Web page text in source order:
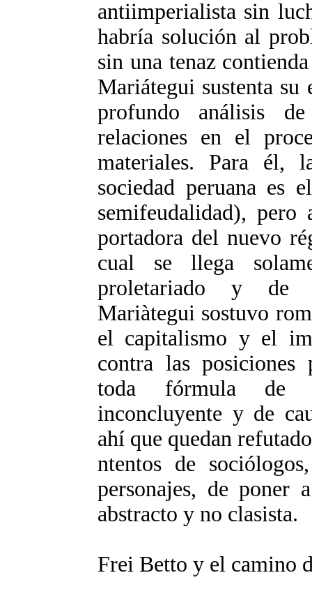
antiimperialista sin
habría solución al
sin una tenaz
Mariátegui sustenta su
profundo análisis
relaciones en el
materiales. Para él,
sociedad peruana es
semifeudalidad), pero
portadora del nuevo
cual se llega
proletariado y de
Mariàtegui sostuvo
el capitalismo y el
contra las posiciones
toda fórmula de
inconcluyente y de
ahí que quedan
ntentos de
personajes, de poner
abstracto y no clasista.
Frei Betto y el camino